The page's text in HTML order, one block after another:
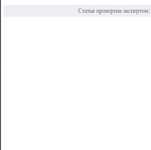
Статья проверена экспертом: